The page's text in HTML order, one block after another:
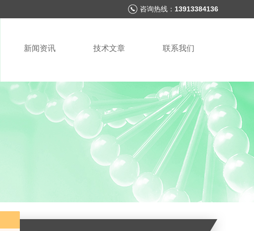
咨询热线： 13913384136
新闻资讯 技术文章 联系我们